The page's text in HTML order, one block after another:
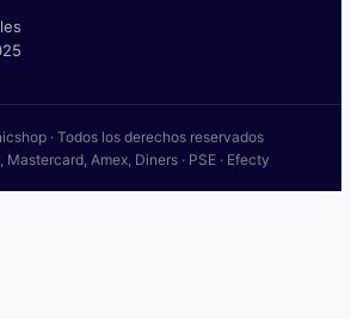
· Todos los derechos reservados
Mastercard, Amex, Diners · PSE · Efecty